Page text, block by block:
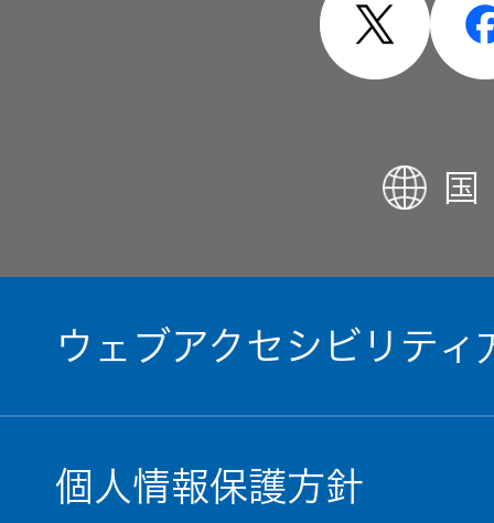
国
ウェブアクセシビリティ
個人情報保護方針